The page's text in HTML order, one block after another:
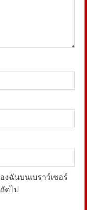
ฉันบนเบราว์เซอร์
ดไป